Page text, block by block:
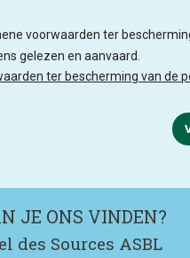
voorwaarden ter
gelezen en aanvaard.
ter bescherming van de
JE ONS VINDEN?
des Sources ASBL